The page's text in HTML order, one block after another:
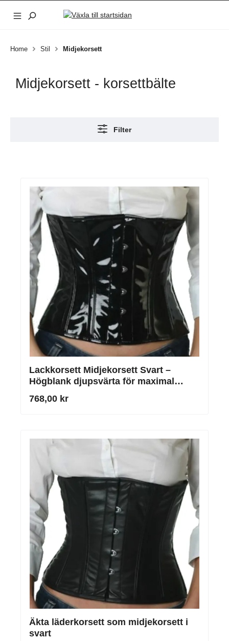
Hoppa till huvudinnehåll
Home Stil Midjekorsett
Midjekorsett - korsettbälte
Filter
Lackkorsett Midjekorsett Svart –
Högblank djupsvärta för maximal
midjereduktion
768,00 kr
Äkta läderkorsett som midjekorsett i
svart